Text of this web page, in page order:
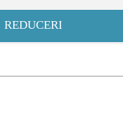
REDUCERI